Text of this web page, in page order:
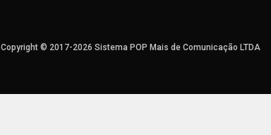
Copyright © 2017-2026 Sistema POP Mais de Comunicação LTDA